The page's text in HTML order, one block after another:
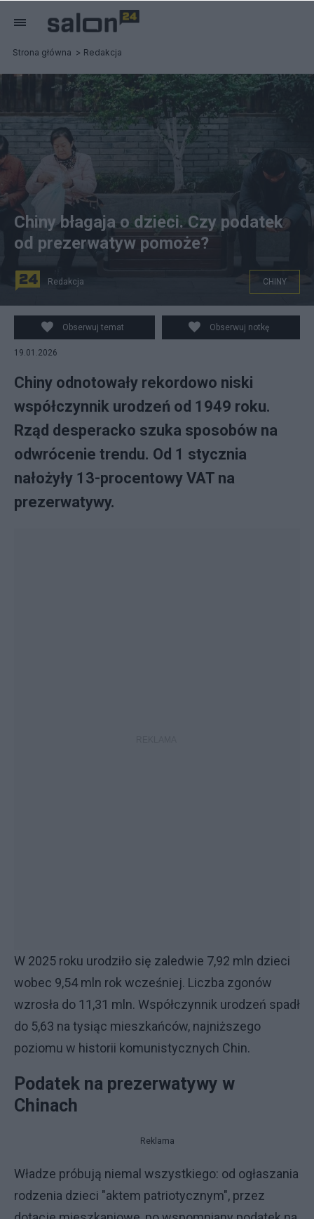
Strona główna Redakcja
Chiny błagaja o dzieci. Czy podatek
od prezerwatyw pomoże?
Redakcja CHINY
Obserwuj temat Obserwuj notkę
19.01.2026
Chiny odnotowały rekordowo niski
współczynnik urodzeń od 1949 roku.
Rząd desperacko szuka sposobów na
odwrócenie trendu. Od 1 stycznia
nałożyły 13-procentowy VAT na
prezerwatywy.
W 2025 roku urodziło się zaledwie 7,92 mln dzieci
wobec 9,54 mln rok wcześniej. Liczba zgonów
wzrosła do 11,31 mln. Współczynnik urodzeń spadł
do 5,63 na tysiąc mieszkańców, najniższego
poziomu w historii komunistycznych Chin.
Podatek na prezerwatywy w
Chinach
Reklama
Władze próbują niemal wszystkiego: od ogłaszania
rodzenia dzieci "aktem patriotycznym", przez